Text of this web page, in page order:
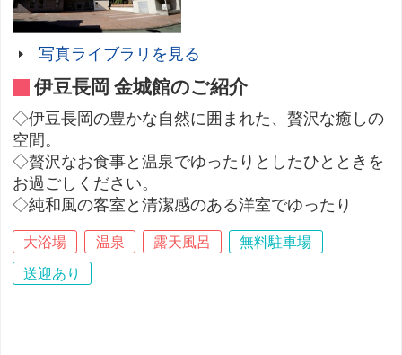
写真ライブラリを見る
伊豆長岡 金城館のご紹介
◇伊豆長岡の豊かな自然に囲まれた、贅沢な癒しの
空間。
◇贅沢なお食事と温泉でゆったりとしたひとときを
お過ごしください。
◇純和風の客室と清潔感のある洋室でゆったり
大浴場 温泉 露天風呂
無料駐車場
送迎あり